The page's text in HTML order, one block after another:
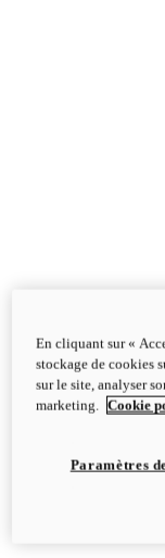
En cliquant sur «
stockage de cookies
sur le site, analyser
marketing.
Cookie
Paramètres